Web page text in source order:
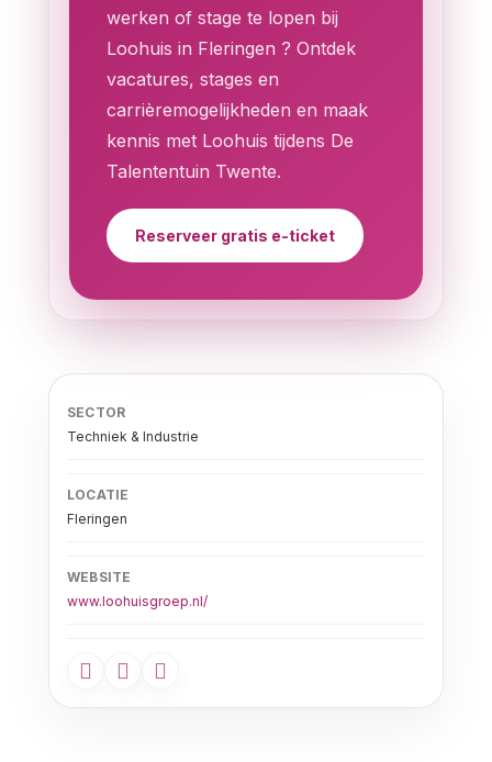
werken of stage te lopen bij
Loohuis in Fleringen ? Ontdek
vacatures, stages en
carrièremogelijkheden en maak
kennis met Loohuis tijdens De
Talententuin Twente.
Reserveer gratis e-ticket
SECTOR
Techniek & Industrie
LOCATIE
Fleringen
WEBSITE
www.loohuisgroep.nl/